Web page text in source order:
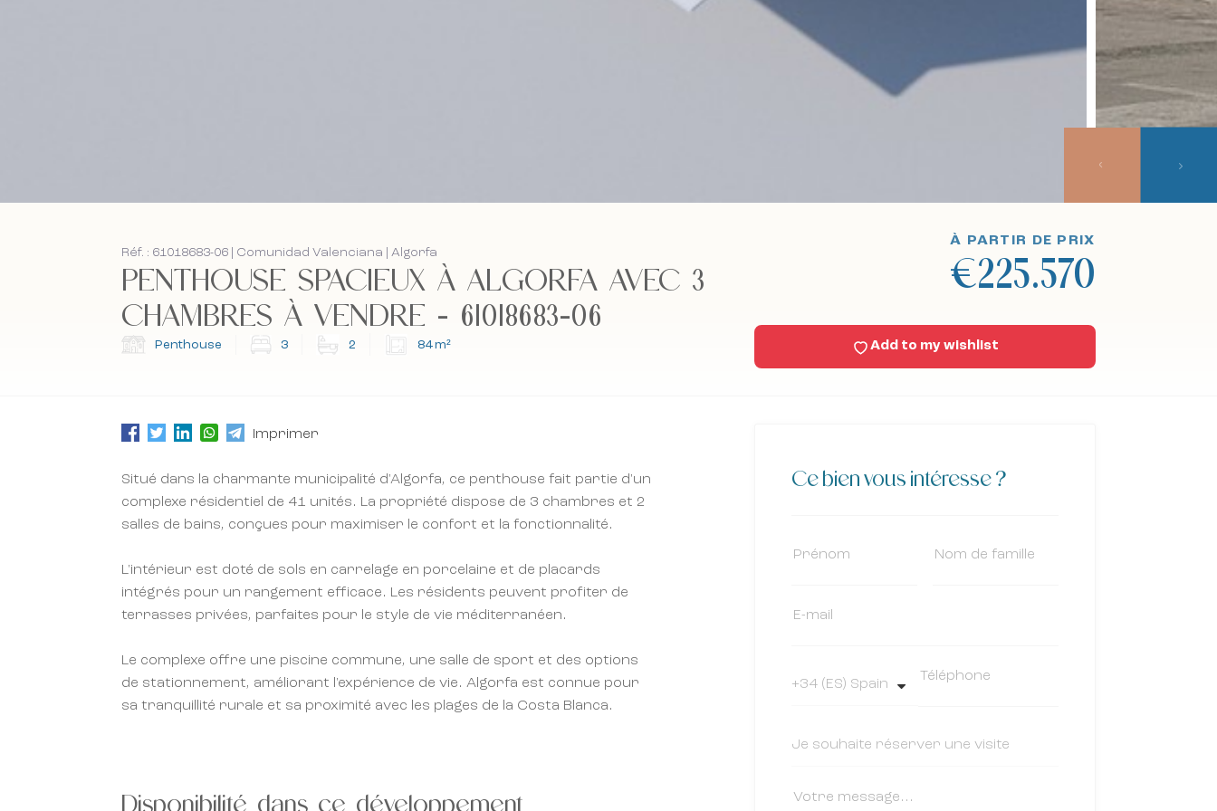
Réf. : 61018683-06 | Comunidad Valenciana | Algorfa
PENTHOUSE SPACIEUX À ALGORFA AVEC 3
CHAMBRES À VENDRE - 61018683-06
Penthouse 3 2 84 m²
À PARTIR DE PRIX
€225.570
Add to my wishlist
Imprimer
Situé dans la charmante municipalité d'Algorfa, ce penthouse fait partie d'un
complexe résidentiel de 41 unités. La propriété dispose de 3 chambres et 2
salles de bains, conçues pour maximiser le confort et la fonctionnalité.
L'intérieur est doté de sols en carrelage en porcelaine et de placards
intégrés pour un rangement efficace. Les résidents peuvent profiter de
terrasses privées, parfaites pour le style de vie méditerranéen.
Le complexe offre une piscine commune, une salle de sport et des options
de stationnement, améliorant l'expérience de vie. Algorfa est connue pour
sa tranquillité rurale et sa proximité avec les plages de la Costa Blanca.
Disponibilité dans ce développement
Ce bien vous intéresse ?